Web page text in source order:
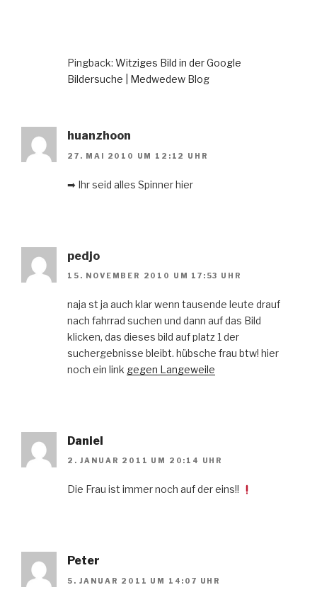
Pingback: Witziges Bild in der Google
Bildersuche | Medwedew Blog
huanzhoon
27. MAI 2010 UM 12:12 UHR
➡ Ihr seid alles Spinner hier
pedjo
15. NOVEMBER 2010 UM 17:53 UHR
naja st ja auch klar wenn tausende leute drauf
nach fahrrad suchen und dann auf das Bild
klicken, das dieses bild auf platz 1 der
suchergebnisse bleibt. hübsche frau btw! hier
noch ein link gegen Langeweile
Daniel
2. JANUAR 2011 UM 20:14 UHR
Die Frau ist immer noch auf der eins!!
Peter
5. JANUAR 2011 UM 14:07 UHR